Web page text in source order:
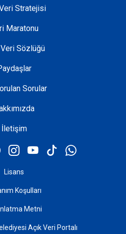
Stratejisi
Maratonu
Veri Sözlüğü
Sorular
İletişim
Lisans
Koşulları
Metni
Açık Veri Portalı